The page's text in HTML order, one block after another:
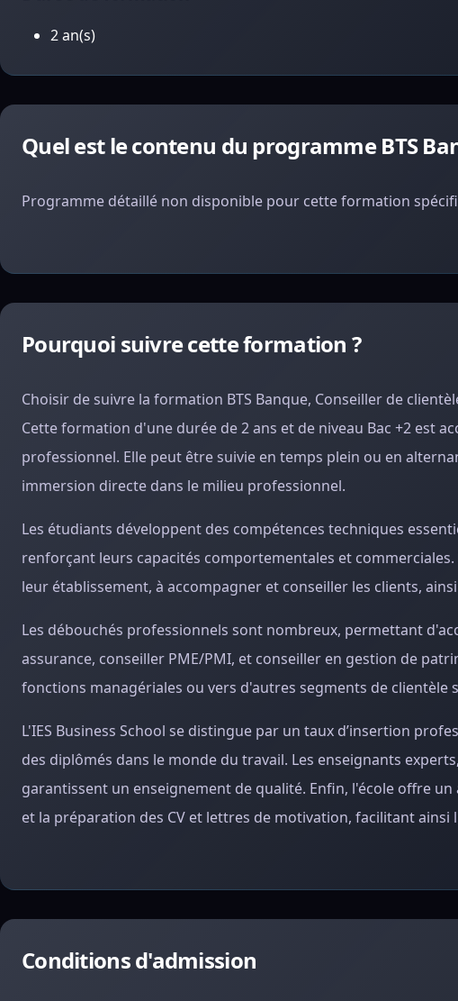
2 an(s)
Quel est le contenu du programme BTS
Programme détaillé non disponible pour cette formation
Pourquoi suivre cette formation ?
Choisir de suivre la formation BTS Banque, Conseiller de
Cette formation d'une durée de 2 ans et de niveau Bac +2 est
professionnel. Elle peut être suivie en temps plein ou en
immersion directe dans le milieu professionnel.
Les étudiants développent des compétences techniques
renforçant leurs capacités comportementales et
leur établissement, à accompagner et conseiller les clients,
Les débouchés professionnels sont nombreux, permettant
assurance, conseiller PME/PMI, et conseiller en gestion de
fonctions managériales ou vers d'autres segments de clientèle
L'IES Business School se distingue par un taux d’insertion
des diplômés dans le monde du travail. Les enseignants
garantissent un enseignement de qualité. Enfin, l'école offre
et la préparation des CV et lettres de motivation, facilitant ainsi
Conditions d'admission